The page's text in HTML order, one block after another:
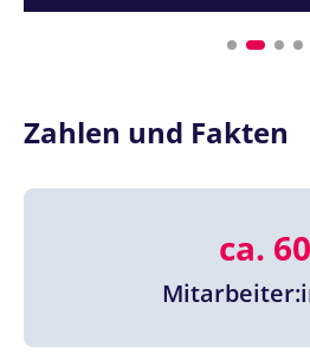
Zahlen und Fakten
ca. 60